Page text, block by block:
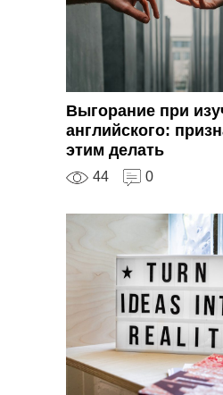
Выгорание при
английского:
этим делать
44 0